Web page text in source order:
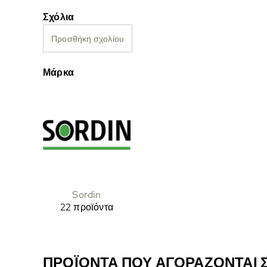
Σχόλια
Προσθήκη σχολίου
Μάρκα
Sordin
22 προϊόντα
ΠΡΟΪΌΝΤΑ ΠΟΥ ΑΓΟΡΆΖΟΝΤΑΙ